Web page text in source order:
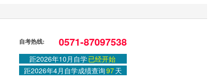
方信息以浙江教育考试院
登录或注册|学习中心
自考热线: 0571-87097538
距2026年10月自学已经开始
距2026年4月自学成绩查询97天